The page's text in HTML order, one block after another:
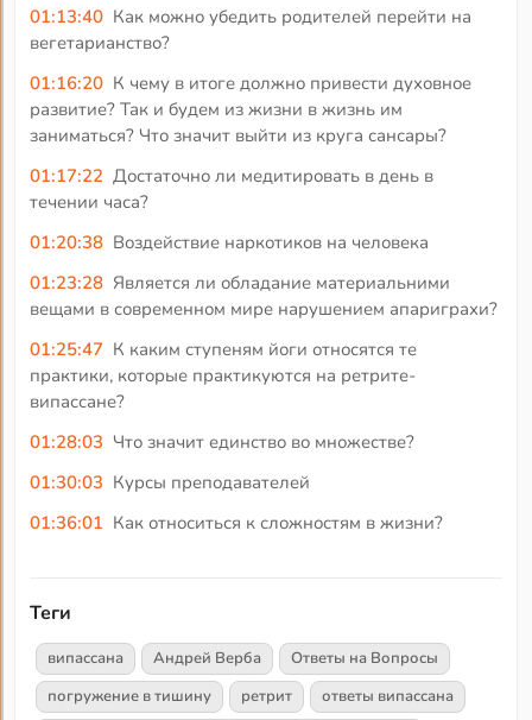
01:13:40 Как можно убедить родителей перейти на
вегетарианство?
01:16:20 К чему в итоге должно привести духовное
развитие? Так и будем из жизни в жизнь им
заниматься? Что значит выйти из круга сансары?
01:17:22 Достаточно ли медитировать в день в
течении часа?
01:20:38 Воздействие наркотиков на человека
01:23:28 Является ли обладание материальними
вещами в современном мире нарушением апариграхи?
01:25:47 К каким ступеням йоги относятся те
практики, которые практикуются на ретрите-
випассане?
01:28:03 Что значит единство во множестве?
01:30:03 Курсы преподавателей
01:36:01 Как относиться к сложностям в жизни?
Теги
випассана Андрей Верба
Ответы на Вопросы
погружение в тишину
ретрит ответы випассана